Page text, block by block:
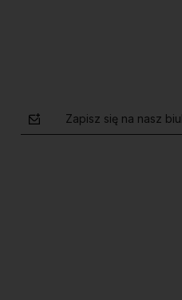
Zapisz się na nasz